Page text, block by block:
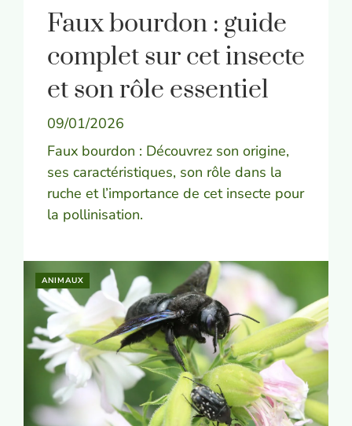
Faux bourdon : guide
complet sur cet insecte
et son rôle essentiel
09/01/2026
Faux bourdon : Découvrez son origine,
ses caractéristiques, son rôle dans la
ruche et l’importance de cet insecte pour
la pollinisation.
ANIMAUX